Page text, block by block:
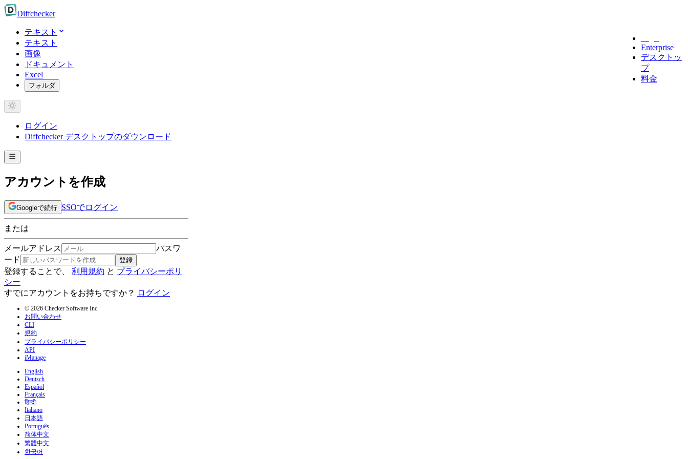
Diffchecker
テキスト
テキスト
画像
ドキュメント
Excel
フォルダ
Enterprise
デスクトッ
プ
料金
ログイン
Diffchecker デスクトップのダウンロード
アカウントを作成
Googleで続行 SSOでログイン
または
メールアドレス
パスワ
ード
登録
登録することで、 利用規約 と プライバシーポリ
シー
すでにアカウントをお持ちですか？
ログイン
© 2026 Checker Software Inc.
お問い合わせ
CLI
規約
プライバシーポリシー
API
iManage
English
Deutsch
Español
Français
हिन्दी
Italiano
日本語
Português
简体中文
繁體中文
한국어